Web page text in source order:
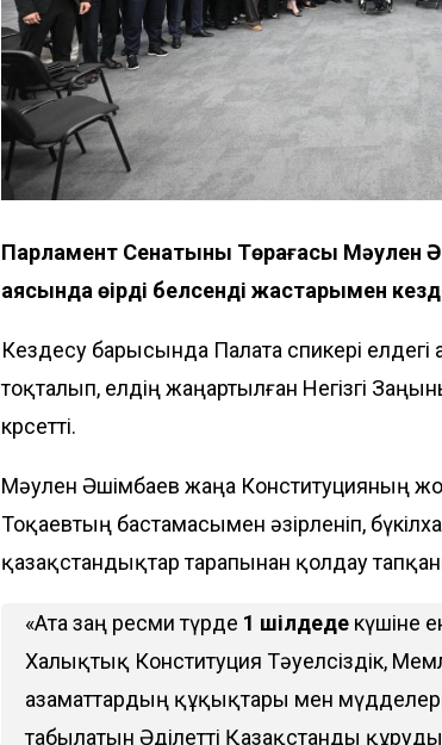
Парламент Сенатының Төрағасы Мәулен
аясында өңірдің белсенді жастарымен
Кездесу барысында Палата спикері
тоқталып, елдің жаңартылған Негізгі
көрсетті.
Мәулен Әшімбаев жаңа Конституцияның
Тоқаевтың бастамасымен әзірленіп,
қазақстандықтар тарапынан қолдау
«Ата заң ресми түрде 1 шілдеде күшіне
Халықтық Конституция Тәуелсіздік,
азаматтардың құқықтары мен
табылатын Әділетті Қазақстанды